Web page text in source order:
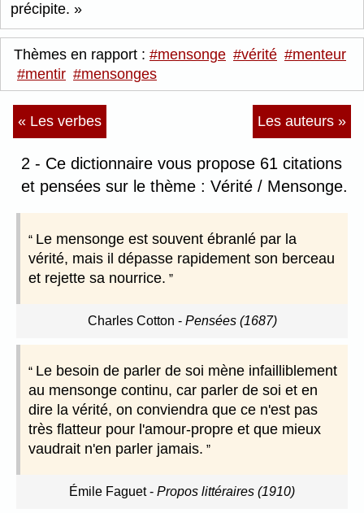
précipite.
Thèmes en rapport : #mensonge #vérité #menteur
#mentir #mensonges
« Les verbes Les auteurs »
2 - Ce dictionnaire vous propose 61 citations
et pensées sur le thème : Vérité / Mensonge.
Le mensonge est souvent ébranlé par la
vérité, mais il dépasse rapidement son berceau
et rejette sa nourrice.
Charles Cotton - Pensées (1687)
Le besoin de parler de soi mène infailliblement
au mensonge continu, car parler de soi et en
dire la vérité, on conviendra que ce n'est pas
très flatteur pour l'amour-propre et que mieux
vaudrait n'en parler jamais.
Émile Faguet- Propos littéraires (1910)